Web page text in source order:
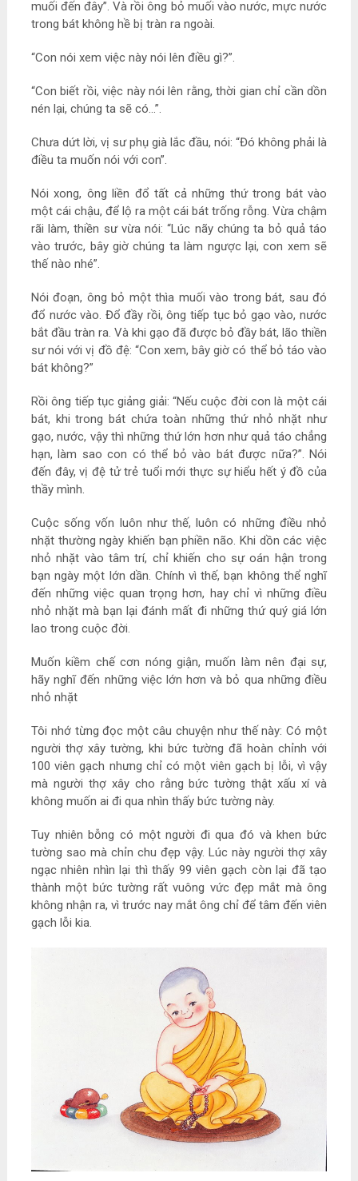
muối đến đây”. Và rồi ông bỏ muối vào nước, mực nước
trong bát không hề bị tràn ra ngoài.
“Con nói xem việc này nói lên điều gì?”.
“Con biết rồi, việc này nói lên rằng, thời gian chỉ cần dồn
nén lại, chúng ta sẽ có…”.
Chưa dứt lời, vị sư phụ già lắc đầu, nói: “Đó không phải là
điều ta muốn nói với con”.
Nói xong, ông liền đổ tất cả những thứ trong bát vào
một cái chậu, để lộ ra một cái bát trống rỗng. Vừa chậm
rãi làm, thiền sư vừa nói: “Lúc nãy chúng ta bỏ quả táo
vào trước, bây giờ chúng ta làm ngược lại, con xem sẽ
thế nào nhé”.
Nói đoạn, ông bỏ một thìa muối vào trong bát, sau đó
đổ nước vào. Đổ đầy rồi, ông tiếp tục bỏ gạo vào, nước
bắt đầu tràn ra. Và khi gạo đã được bỏ đầy bát, lão thiền
sư nói với vị đồ đệ: “Con xem, bây giờ có thể bỏ táo vào
bát không?”
Rồi ông tiếp tục giảng giải: “Nếu cuộc đời con là một cái
bát, khi trong bát chứa toàn những thứ nhỏ nhặt như
gạo, nước, vậy thì những thứ lớn hơn như quả táo chẳng
hạn, làm sao con có thể bỏ vào bát được nữa?”. Nói
đến đây, vị đệ tử trẻ tuổi mới thực sự hiểu hết ý đồ của
thầy mình.
Cuộc sống vốn luôn như thế, luôn có những điều nhỏ
nhặt thường ngày khiến bạn phiền não. Khi dồn các việc
nhỏ nhặt vào tâm trí, chỉ khiến cho sự oán hận trong
bạn ngày một lớn dần. Chính vì thế, bạn không thể nghĩ
đến những việc quan trọng hơn, hay chỉ vì những điều
nhỏ nhặt mà bạn lại đánh mất đi những thứ quý giá lớn
lao trong cuộc đời.
Muốn kiềm chế cơn nóng giận, muốn làm nên đại sự,
hãy nghĩ đến những việc lớn hơn và bỏ qua những điều
nhỏ nhặt
Tôi nhớ từng đọc một câu chuyện như thế này: Có một
người thợ xây tường, khi bức tường đã hoàn chỉnh với
100 viên gạch nhưng chỉ có một viên gạch bị lỗi, vì vậy
mà người thợ xây cho rằng bức tường thật xấu xí và
không muốn ai đi qua nhìn thấy bức tường này.
Tuy nhiên bỗng có một người đi qua đó và khen bức
tường sao mà chỉn chu đẹp vậy. Lúc này người thợ xây
ngạc nhiên nhìn lại thì thấy 99 viên gạch còn lại đã tạo
thành một bức tường rất vuông vức đẹp mắt mà ông
không nhận ra, vì trước nay mắt ông chỉ để tâm đến viên
gạch lỗi kia.